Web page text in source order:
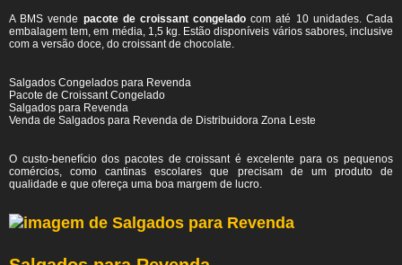
A BMS vende pacote de croissant congelado com até 10 unidades. Cada
embalagem tem, em média, 1,5 kg. Estão disponíveis vários sabores, inclusive
com a versão doce, do croissant de chocolate.
Salgados Congelados para Revenda
Pacote de Croissant Congelado
Salgados para Revenda
Venda de Salgados para Revenda de Distribuidora Zona Leste
O custo-benefício dos pacotes de croissant é excelente para os pequenos
comércios, como cantinas escolares que precisam de um produto de
qualidade e que ofereça uma boa margem de lucro.